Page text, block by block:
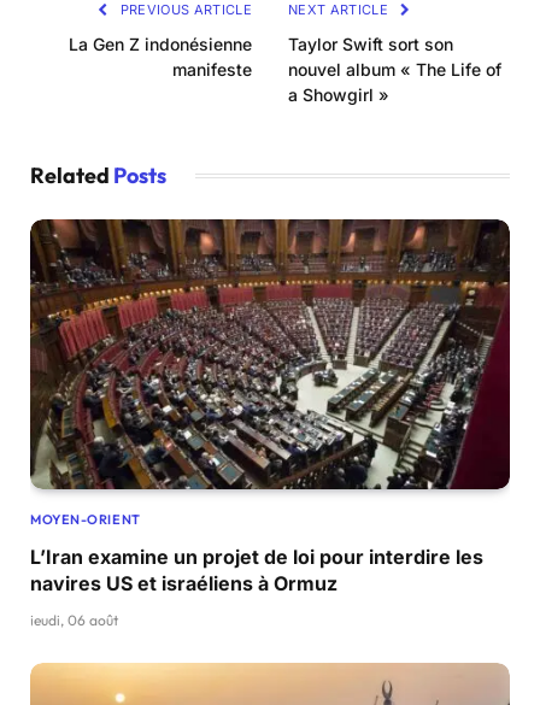
PREVIOUS ARTICLE
La Gen Z indonésienne
manifeste
NEXT ARTICLE
Taylor Swift sort son
nouvel album « The Life of
a Showgirl »
Related Posts
MOYEN-ORIENT
L’Iran examine un projet de loi pour interdire les
navires US et israéliens à Ormuz
jeudi, 06 août